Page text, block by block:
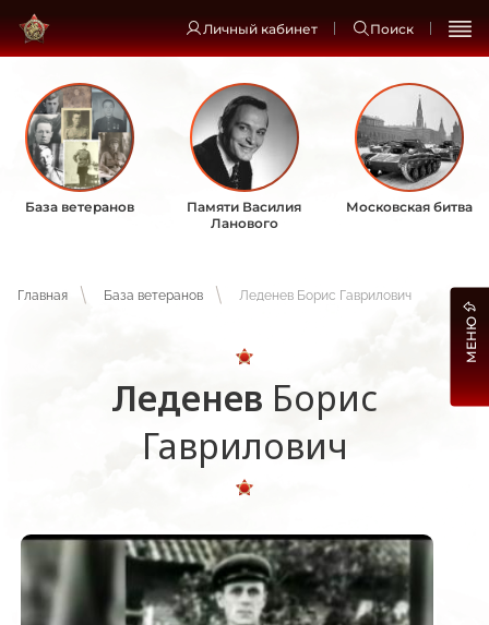
Личный кабинет Поиск
База ветеранов
Памяти Василия
Ланового
Московская битва
Главная База ветеранов Леденев Борис Гаврилович
Леденев Борис
Гаврилович
МЕНЮ